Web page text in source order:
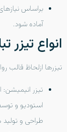
براساس
آماده شود.
انواع تیزر
تیزرها ازلحاظ قالب روایی به 4 دسته
استودیو و
طراحی و